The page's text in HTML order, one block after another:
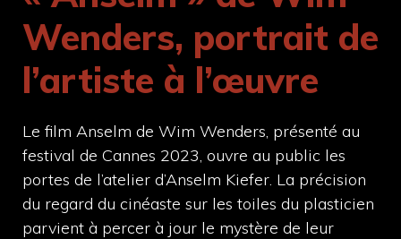
Wenders, portrait de
l’artiste à l’œuvre
Le film Anselm de Wim Wenders, présenté au
festival de Cannes 2023, ouvre au public les
portes de l’atelier d’Anselm Kiefer. La précision
du regard du cinéaste sur les toiles du plasticien
parvient à percer à jour le mystère de leur